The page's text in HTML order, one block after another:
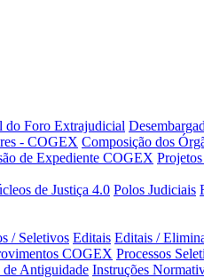
do Foro Extrajudicial
- COGEX Composição dos
de Expediente COGEX
de Justiça 4.0 Polos Judiciais
/ Seletivos Editais Editais /
COGEX Processos
de Antiguidade Instruções